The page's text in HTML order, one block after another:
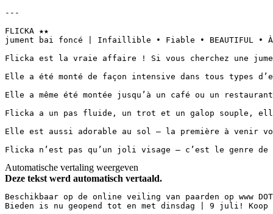
---
FLICKA ★★
jument bai foncé | Infaillible • Fiable • BEAUTIFUL
Flicka est la vraie affaire ! Si vous cherchez une
Elle a été monté de façon intensive dans tous
Elle a même été montée jusqu’à un café ou un
Flicka a un pas fluide, un trot et un galop souple,
Elle est aussi adorable au sol — la première à venir
Flicka n’est pas qu’un joli visage — c’est le genre
Automatische vertaling weergeven
Deze tekst werd automatisch vertaald.
Beschikbaar op de online veiling van paarden op www
Bieden is nu geopend tot en met dinsdag | 9 juli!